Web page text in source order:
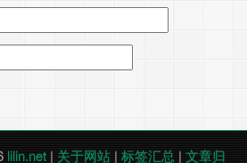
lilin.net | 关于网站 | 标签汇总 | 文章归